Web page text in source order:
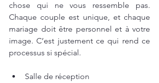
chose qui ne vous ressemble pas.
Chaque couple est unique, et chaque
mariage doit être personnel et à votre
image. C’est justement ce qui rend ce
processus si spécial.
Salle de réception